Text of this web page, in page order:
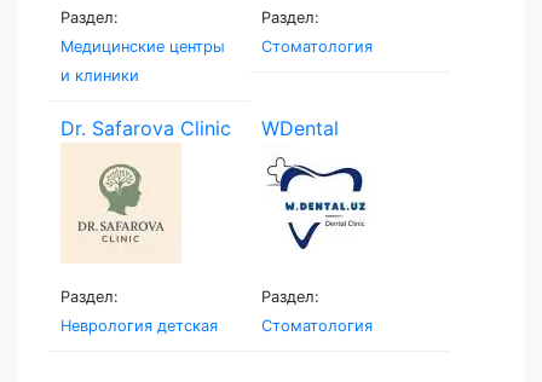
Раздел:
Медицинские центры
и клиники
Раздел:
Стоматология
Dr. Safarova Clinic
Раздел:
Неврология детская
WDental
Раздел:
Стоматология